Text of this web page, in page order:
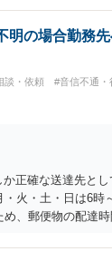
明の場合勤務
談・依頼
#音信不通・
正確な送達先と
火・土・日は6時
め、郵便物の配達
基本になります